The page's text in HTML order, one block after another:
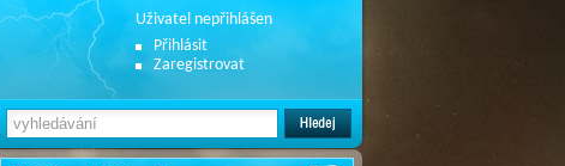
Uživatel nepřihlášen
Přihlásit
Zaregistrovat